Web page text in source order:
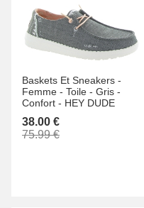
Baskets Et Sneakers -
Femme - Toile - Gris -
Confort - HEY DUDE
38.00 €
75.99 €